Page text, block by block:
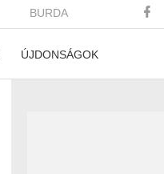
BURDA
ÚJDONSÁGOK